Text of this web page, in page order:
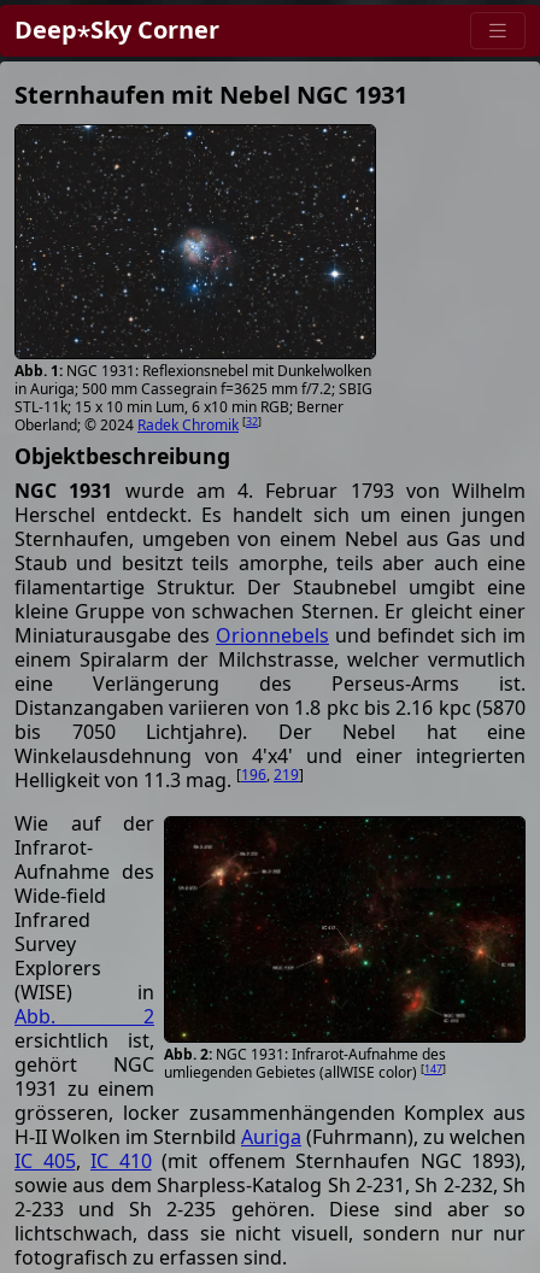
Deep⋆Sky Corner
Sternhaufen mit Nebel NGC 1931
NGC 1931: Reflexionsnebel mit Dunkelwolken
in Auriga; 500 mm Cassegrain f=3625 mm f/7.2; SBIG
STL-11k; 15 x 10 min Lum, 6 x10 min RGB; Berner
Oberland; © 2024 Radek Chromik [32]
Objektbeschreibung
NGC 1931 wurde am 4. Februar 1793 von Wilhelm
Herschel entdeckt. Es handelt sich um einen jungen
Sternhaufen, umgeben von einem Nebel aus Gas und
Staub und besitzt teils amorphe, teils aber auch eine
filamentartige Struktur. Der Staubnebel umgibt eine
kleine Gruppe von schwachen Sternen. Er gleicht einer
Miniaturausgabe des Orionnebels und befindet sich im
einem Spiralarm der Milchstrasse, welcher vermutlich
eine Verlängerung des Perseus-Arms ist.
Distanzangaben variieren von 1.8 pkc bis 2.16 kpc (5870
bis 7050 Lichtjahre). Der Nebel hat eine
Winkelausdehnung von 4'x4' und einer integrierten
Helligkeit von 11.3 mag. [196,219]
NGC 1931: Infrarot-Aufnahme des
umliegenden Gebietes (allWISE color) [147]
Wie auf der
Infrarot-
Aufnahme des
Wide-field
Infrared
Survey
Explorers
(WISE) in
Abb. 2
ersichtlich ist,
gehört NGC
1931 zu einem
grösseren, locker zusammenhängenden Komplex aus
H-II Wolken im Sternbild Auriga (Fuhrmann), zu welchen
IC 405, IC 410(mit offenem Sternhaufen NGC 1893),
sowie aus dem Sharpless-Katalog Sh 2-231, Sh 2-232, Sh
2-233 und Sh 2-235 gehören. Diese sind aber so
lichtschwach, dass sie nicht visuell, sondern nur nur
fotografisch zu erfassen sind.